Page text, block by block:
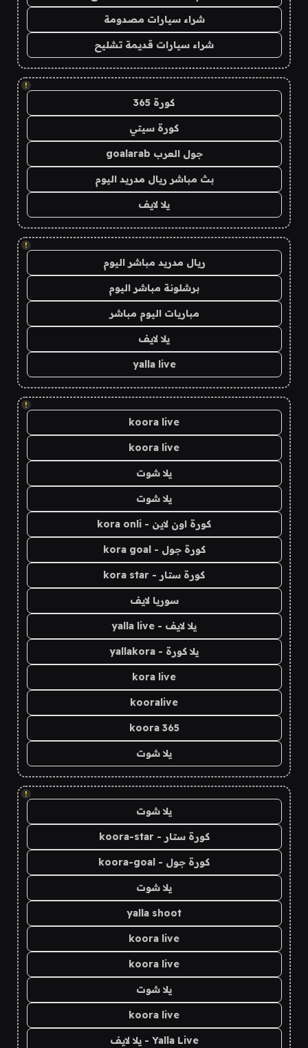
شراء سيارات مصدومة
شراء سيارات قديمة تشليح
!
كورة 365
كورة سيتي
جول العرب goalarab
بث مباشر ريال مدريد اليوم
يلا لايف
!
ريال مدريد مباشر اليوم
برشلونة مباشر اليوم
مباريات اليوم مباشر
يلا لايف
yalla live
!
koora live
koora live
يلا شوت
يلا شوت
كورة اون لاين - kora onli
كورة جول - kora goal
كورة ستار - kora star
سوريا لايف
يلا لايف - yalla live
يلا كورة - yallakora
kora live
kooralive
koora 365
يلا شوت
!
يلا شوت
كورة ستار - koora-star
كورة جول - koora-goal
يلا شوت
yalla shoot
koora live
koora live
يلا شوت
koora live
Yalla Live - يلا لايف